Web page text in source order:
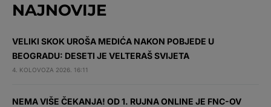
NAJNOVIJE
VELIKI SKOK UROŠA MEDIĆA NAKON POBJEDE U
BEOGRADU: DESETI JE VELTERAŠ SVIJETA
4. KOLOVOZA 2026. 16:11
NEMA VIŠE ČEKANJA! OD 1. RUJNA ONLINE JE FNC-OV